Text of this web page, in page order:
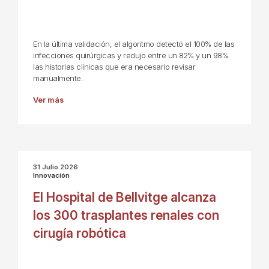
En la última validación, el algoritmo detectó el 100% de las
infecciones quirúrgicas y redujo entre un 82% y un 98%
las historias clínicas que era necesario revisar
manualmente.
Ver más
31 Julio 2026
Innovación
El Hospital de Bellvitge alcanza
los 300 trasplantes renales con
cirugía robótica